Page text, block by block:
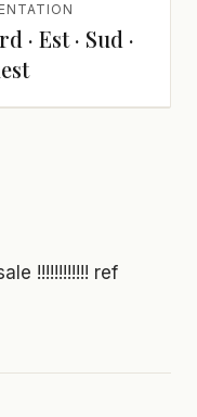
· Est · Sud ·
!!!!!!!!!!!! ref